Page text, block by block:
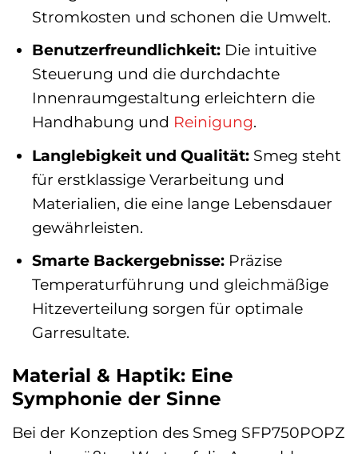
Stromkosten und schonen die Umwelt.
Benutzerfreundlichkeit:Die intuitive
Steuerung und die durchdachte
Innenraumgestaltung erleichtern die
Handhabung und Reinigung.
Langlebigkeit und Qualität:Smeg steht
für erstklassige Verarbeitung und
Materialien, die eine lange Lebensdauer
gewährleisten.
Smarte Backergebnisse:Präzise
Temperaturführung und gleichmäßige
Hitzeverteilung sorgen für optimale
Garresultate.
Material & Haptik: Eine
Symphonie der Sinne
Bei der Konzeption des Smeg SFP750POPZ